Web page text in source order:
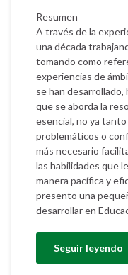
Resumen
A través de la
una década
tomando como
experiencias de
se han
que se aborda la
esencial, no ya
problemáticos o
más necesario
las habilidades que
manera pacífica y
presento una
desarrollar en
Seguir leyendo